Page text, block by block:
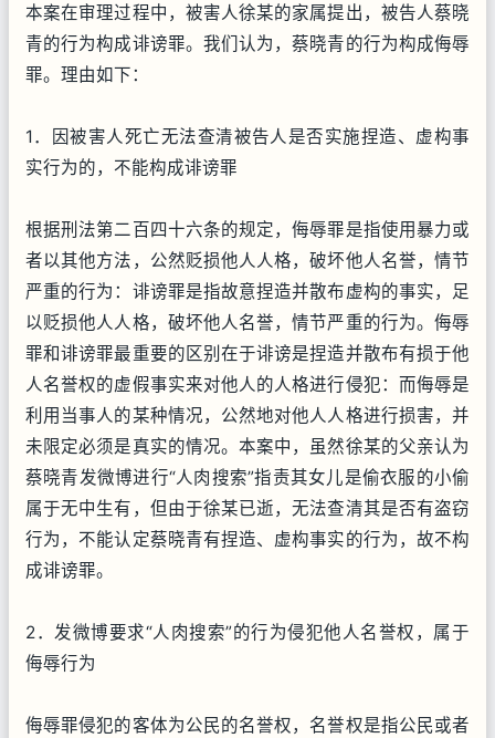
本案在审理过程中，被害人徐某的家属提出，被告人蔡晓
青的行为构成诽谤罪。我们认为，蔡晓青的行为构成侮辱
罪。理由如下：
1．因被害人死亡无法查清被告人是否实施捏造、虚构事
实行为的，不能构成诽谤罪
根据刑法第二百四十六条的规定，侮辱罪是指使用暴力或
者以其他方法，公然贬损他人人格，破坏他人名誉，情节
严重的行为：诽谤罪是指故意捏造并散布虚构的事实，足
以贬损他人人格，破坏他人名誉，情节严重的行为。侮辱
罪和诽谤罪最重要的区别在于诽谤是捏造并散布有损于他
人名誉权的虚假事实来对他人的人格进行侵犯：而侮辱是
利用当事人的某种情况，公然地对他人人格进行损害，并
未限定必须是真实的情况。本案中，虽然徐某的父亲认为
蔡晓青发微博进行“人肉搜索”指责其女儿是偷衣服的小偷
属于无中生有，但由于徐某已逝，无法查清其是否有盗窃
行为，不能认定蔡晓青有捏造、虚构事实的行为，故不构
成诽谤罪。
2．发微博要求“人肉搜索”的行为侵犯他人名誉权，属于
侮辱行为
侮辱罪侵犯的客体为公民的名誉权，名誉权是指公民或者